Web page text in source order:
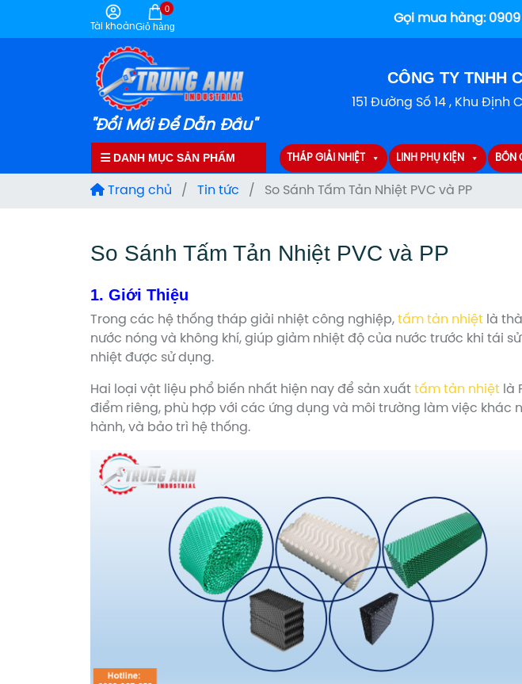
Tài khoảnGiỏ hàng
0
Gọi mua hàng:
"Đổi Mới Để Dẫn Đầu"
CÔNG TY TNHH
151 Đường Số 14 , Khu Định
DANH MỤC SẢN PHẨM THÁP GIẢI NHIỆT LINH PHỤ KIỆN BỒN
Trang chủ / Tin tức / So Sánh Tấm Tản Nhiệt PVC và PP
So Sánh Tấm Tản Nhiệt PVC và PP
1. Giới Thiệu
Trong các hệ thống tháp giải nhiệt công nghiệp, tấm tản nhiệt là
nước nóng và không khí, giúp giảm nhiệt độ của nước trước khi tái
nhiệt được sử dụng.
Hai loại vật liệu phổ biến nhất hiện nay để sản xuất tấm tản nhiệt là
điểm riêng, phù hợp với các ứng dụng và môi trường làm việc khác
hành, và bảo trì hệ thống.